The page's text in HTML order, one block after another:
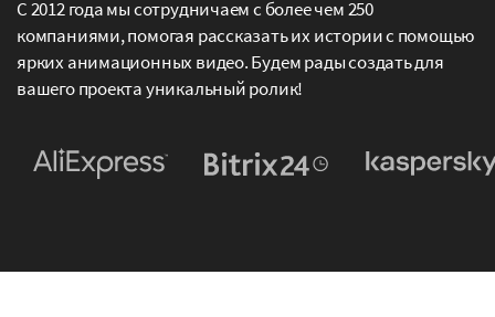
С 2012 года мы сотрудничаем с более чем 250
компаниями, помогая рассказать их истории с помощью
ярких анимационных видео. Будем рады создать для
вашего проекта уникальный ролик!